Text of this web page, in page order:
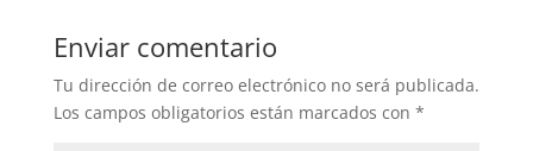
Enviar comentario
Tu dirección de correo electrónico no será publicada.
Los campos obligatorios están marcados con *